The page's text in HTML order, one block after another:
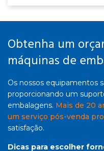
Obtenha um
máquinas de
Os nossos equipamentos
proporcionando um
embalagens. Mais de 20
um serviço pós-venda
satisfação.
Dicas para escolher